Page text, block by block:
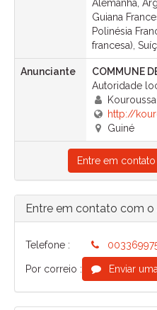
Alemanha,
Guiana
Polinésia
francesa),
Anunciante
COMMUNE
Autoridade
Kouroussa
http://
Guiné
Entre em
Entre em contato com o
Telefone :
Por correio : Enviar